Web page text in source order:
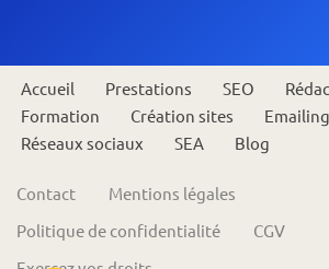
Accueil Prestations SEO
Formation
Création sites
Emailing
Réseaux sociaux
SEA Blog
Contact
Mentions légales
Politique de confidentialité
CGV